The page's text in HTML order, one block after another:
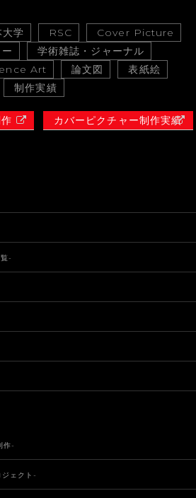
大学 RSC
Cover Picture
学術雑誌・ジャーナル
Art
論文図
表紙絵
制作実績
カバーピクチャー制作実績
-
作-
ェクト-